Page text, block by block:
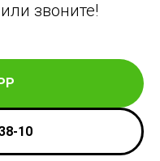
звоните!
10